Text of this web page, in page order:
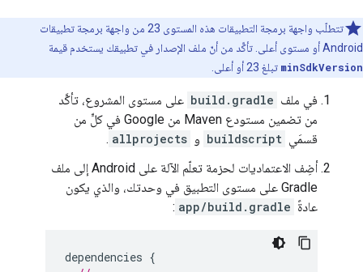
تتطلّب واجهة برمجة التطبيقات هذه المستوى 23 من واجهة برمجة تطبيقات
Android أو مستوى أعلى. تأكَّد من أنّ ملف الإصدار في تطبيقك يستخدم قيمة
minSdkVersion تبلغ 23 أو أعلى.
في ملف build.gradle على مستوى المشروع، تأكَّد
من تضمين مستودع Maven من Google في كلٍّ من
قسمَي buildscript و allprojects
.
أضِف الاعتماديات لحزمة تعلّم الآلة على Android إلى ملف
Gradle على مستوى التطبيق في وحدتك، والذي يكون
عادةً app/build.gradle
:
dependencies {